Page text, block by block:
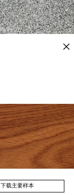
下载主要样本